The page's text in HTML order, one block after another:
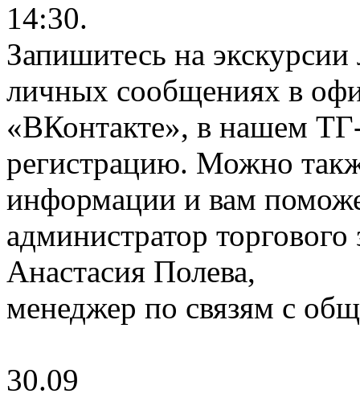
14:30.
Запишитесь на
личных сообщениях в
«ВКонтакте», в нашем
регистрацию. Можно
информации и вам
администратор торгового
Анастасия Полева,
менеджер по связям с
30.09